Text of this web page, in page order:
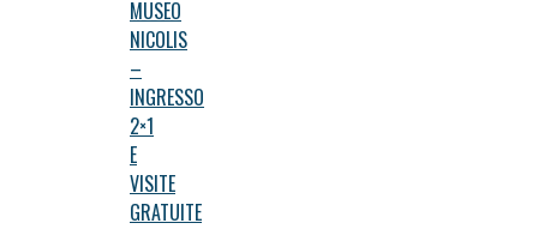
MUSEO
NICOLIS
–
INGRESSO
2×1
E
VISITE
GRATUITE